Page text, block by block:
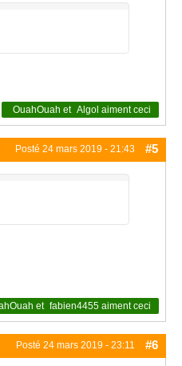
OuahOuah et Algol aiment ceci
Posté 24 mars 2019 - 21:43 #5
et fabien4455 aiment ceci
Posté 24 mars 2019 - 23:11 #6